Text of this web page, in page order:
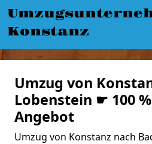
Konstanz
Umzug von
Lobenstein ☛ 100
Angebot
Umzug von Konstanz nach